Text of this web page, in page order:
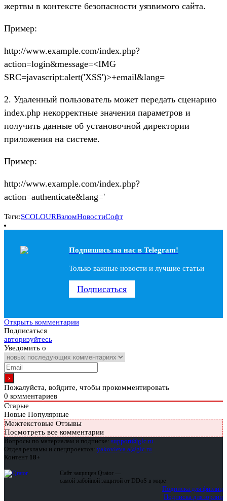
жертвы в контексте безопасности уязвимого сайта.
Пример:
http://www.example.com/index.php?
action=login&message=<IMG
SRC=javascript:alert('XSS')>+email&lang=
2. Удаленный пользователь может передать сценарию
index.php некорректные значения параметров и
получить данные об установочной директории
приложения на системе.
Пример:
http://www.example.com/index.php?
action=authenticate&lang='
Теги:SCOLOURВзломНовостиСофт
Подпишись на наc в Telegram!
Только важные новости и лучшие статьи
Подписаться
Открыть комментарии
Подписаться
авторизуйтесь
Уведомить о
Пожалуйста, войдите, чтобы прокомментировать
0 комментариев
Старые
Новые Популярные
Межтекстовые Отзывы
Посмотреть все комментарии
Вопросы по материалам и подписке: support@glc.ru
Отдел рекламы и спецпроектов: yakovleva.a@glc.ru
Контент 18+
Сайт защищен Qrator —
самой забойной защитой от DDoS в мире
Подписка для физлиц
Подписка для юрлиц